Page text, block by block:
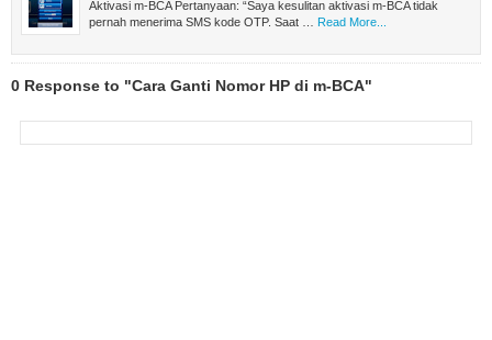
Aktivasi m-BCA Pertanyaan: “Saya kesulitan aktivasi m-BCA tidak
pernah menerima SMS kode OTP. Saat …
Read More...
0 Response to "Cara Ganti Nomor HP di m-BCA"